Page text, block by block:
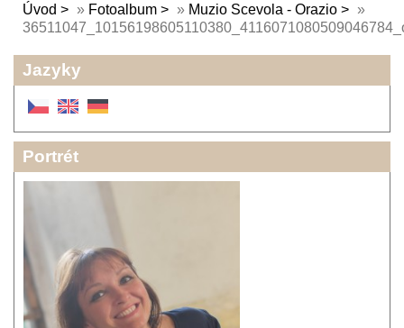
Úvod » Fotoalbum » Muzio Scevola - Orazio
»
Jazyky
Portrét